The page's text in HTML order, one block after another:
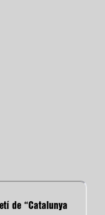
de “Catalunya